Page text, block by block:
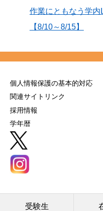
作業にともなう学
【8/10～8/15】
個人情報保護の基本的対応
関連サイトリンク
採用情報
学年暦
受験生